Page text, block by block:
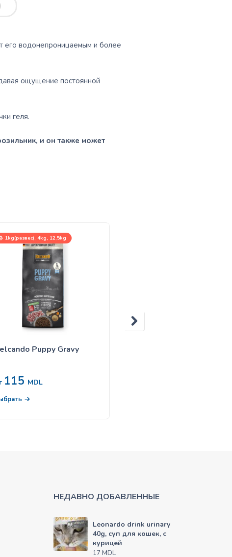
его водонепроницаемым и более
ощущение постоянной
геля.
и он также может
1kg(развес), 4kg, 12,5kg
Puppy Gravy
115 MDL
НЕДАВНО ДОБАВЛЕННЫЕ
Leonardo drink urinary
40g, суп для кошек, с
курицей
17 MDL